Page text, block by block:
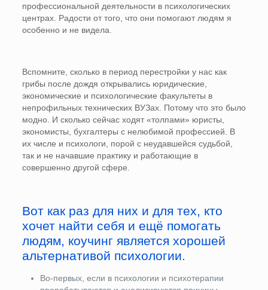
профессиональной деятельности в психологических
центрах. Радости от того, что они помогают людям я
особенно и не видела.
Вспомните, сколько в период перестройки у нас как
грибы после дождя открывались юридические,
экономические и психологические факультеты в
непрофильных технических ВУЗах. Потому что это было
модно. И сколько сейчас ходят «толпами» юристы,
экономисты, бухгалтеры с нелюбимой профессией. В
их числе и психологи, порой с неудавшейся судьбой,
так и не начавшие практику и работающие в
совершенно другой сфере.
Вот как раз для них и для тех, кто
хочет найти себя и ещё помогать
людям, коучинг является хорошей
альтернативой психологии.
Во-первых, если в психологии и психотерапии